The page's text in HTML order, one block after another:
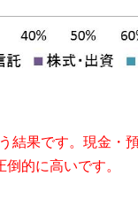
結果です。現金・
的に高いです。